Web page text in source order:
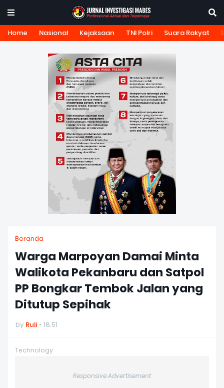
Home Nasional Kejaksaan TNI Polri Suara Rakyat
Beranda
Warga Marpoyan Damai Minta
Walikota Pekanbaru dan Satpol
PP Bongkar Tembok Jalan yang
Ditutup Sepihak
by Ruli 18.51
Technology
Responsive Advertisement